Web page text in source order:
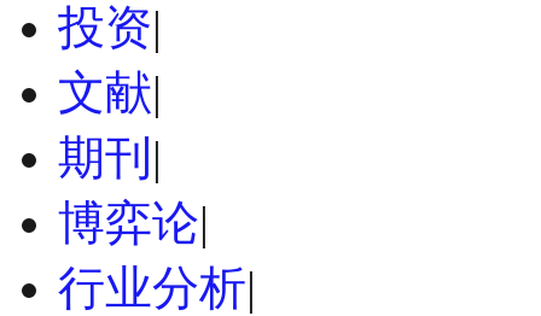
投资|
文献|
期刊 |
博弈论|
行业分析|